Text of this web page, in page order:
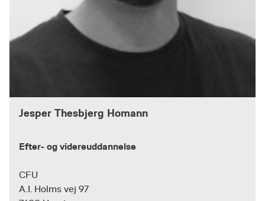
Jesper Thesbjerg Homann
Efter- og videreuddannelse
CFU
A.I. Holms vej 97